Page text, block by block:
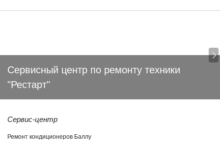
Сервисный центр по ремонту техники
"Рестарт"
Сервис-центр
Ремонт кондиционеров Баллу